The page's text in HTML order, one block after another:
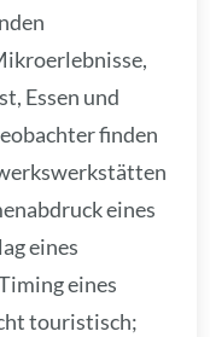
Essen und
finden
eines
eines
eines
touristisch;